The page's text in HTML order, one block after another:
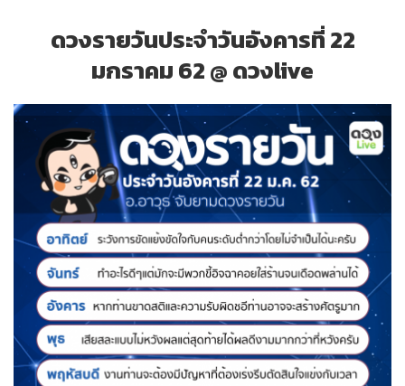
ดวงรายวันประจำวันอังคารที่ 22
มกราคม 62 @ ดวงlive